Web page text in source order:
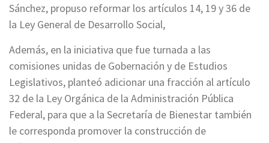
Sánchez, propuso reformar los artículos 14, 19 y 36 de
la Ley General de Desarrollo Social,
Además, en la iniciativa que fue turnada a las
comisiones unidas de Gobernación y de Estudios
Legislativos, planteó adicionar una fracción al artículo
32 de la Ley Orgánica de la Administración Pública
Federal, para que a la Secretaría de Bienestar también
le corresponda promover la construcción de